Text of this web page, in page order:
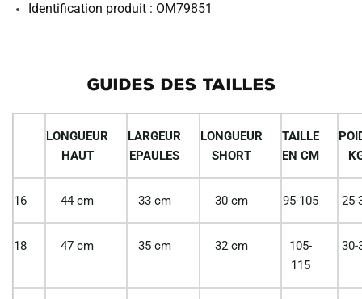
Identification produit : OM79851
GUIDES DES TAILLES
LONGUEUR
HAUT
LARGEUR
EPAULES
LONGUEUR
SHORT
TAILLE
EN CM
16 44 cm 33 cm 30 cm 95-105 25-
18 47 cm 35 cm 32 cm
105-
115
30-